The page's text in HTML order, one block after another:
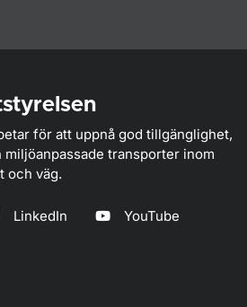
för att uppnå god tillgänglighet,
miljöanpassade transporter inom
och väg.
LinkedIn YouTube